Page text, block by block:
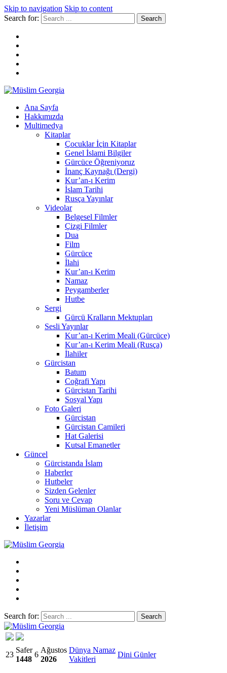
Skip to navigation Skip to content
Search for:
Müslim Georgia
Ana Sayfa
Hakkımızda
Multimedya
Kitaplar
Çocuklar İçin Kitaplar
Genel İslami Bilgiler
Gürcüce Öğreniyoruz
İnanç Kaynağı (Dergi)
Kur’an-ı Kerim
İslam Tarihi
Rusça Yayınlar
Videolar
Belgesel Filmler
Çizgi Filmler
Dua
Film
Gürcüce
İlahi
Kur’an-ı Kerim
Namaz
Peygamberler
Hutbe
Sergi
Gürcü Kralların Mektupları
Sesli Yayınlar
Kur’an-ı Kerim Meali (Gürcüce)
Kur’an-ı Kerim Meali (Rusça)
İlahiler
Gürcistan
Batum
Coğrafi Yapı
Gürcistan Tarihi
Sosyal Yapı
Foto Galeri
Gürcistan
Gürcistan Camileri
Hat Galerisi
Kutsal Emanetler
Güncel
Gürcistanda İslam
Haberler
Hutbeler
Sizden Gelenler
Soru ve Cevap
Yeni Müslüman Olanlar
Yazarlar
İletişim
Search for:
Müslim Georgia
23
Safer
1448
6
Ağustos
2026
Dünya Namaz
Vakitleri
Dini Günler